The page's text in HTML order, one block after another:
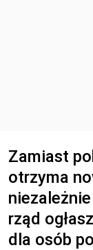
Zamiast
otrzyma
rząd
dla osób